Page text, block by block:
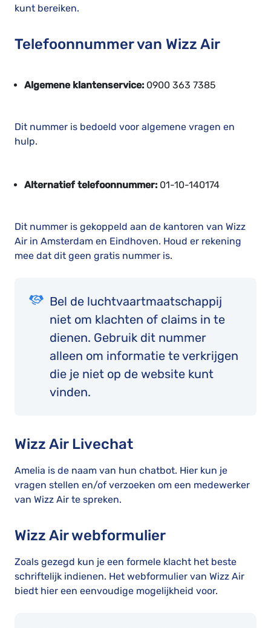
kunt bereiken.
Telefoonnummer van Wizz Air
Algemene klantenservice: 0900 363 7385
Dit nummer is bedoeld voor algemene vragen en
hulp.
Alternatief telefoonnummer: 01-10-140174
Dit nummer is gekoppeld aan de kantoren van Wizz
Air in Amsterdam en Eindhoven. Houd er rekening
mee dat dit geen gratis nummer is.
Bel de luchtvaartmaatschappij
niet om klachten of claims in te
dienen. Gebruik dit nummer
alleen om informatie te verkrijgen
die je niet op de website kunt
vinden.
Wizz Air Livechat
Amelia is de naam van hun chatbot. Hier kun je
vragen stellen en/of verzoeken om een medewerker
van Wizz Air te spreken.
Wizz Air webformulier
Zoals gezegd kun je een formele klacht het beste
schriftelijk indienen. Het webformulier van Wizz Air
biedt hier een eenvoudige mogelijkheid voor.